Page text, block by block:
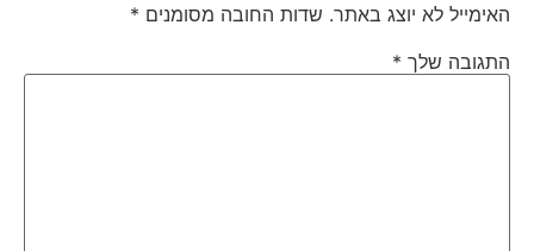
האימייל לא יוצג באתר. שדות החובה מסומנים*
התגובה שלך*